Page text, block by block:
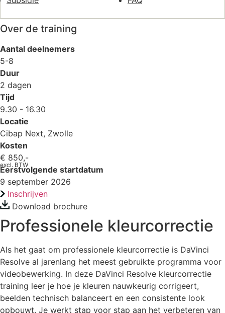
Over de training
Aantal deelnemers
5-8
Duur
2 dagen
Tijd
9.30 - 16.30
Locatie
Cibap Next, Zwolle
Kosten
€ 850,-
excl. BTW
Eerstvolgende startdatum
9 september 2026
Inschrijven
Download brochure
Professionele kleurcorrectie
Als het gaat om professionele kleurcorrectie is DaVinci
Resolve al jarenlang het meest gebruikte programma voor
videobewerking. In deze DaVinci Resolve kleurcorrectie
training leer je hoe je kleuren nauwkeurig corrigeert,
beelden technisch balanceert en een consistente look
opbouwt. Je werkt stap voor stap aan het verbeteren van